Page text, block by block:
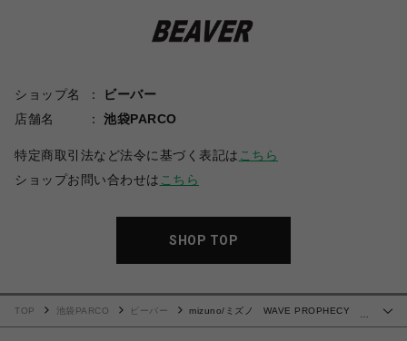
ショップ名
ビーバー
店舗名
池袋PARCO
特定商取引法など法令に基づく表記は こちら
ショップお問い合わせは こちら
SHOP TOP
TOP 池袋PARCO ビーバー
mizuno/ミズノ WAVE PROPHECY